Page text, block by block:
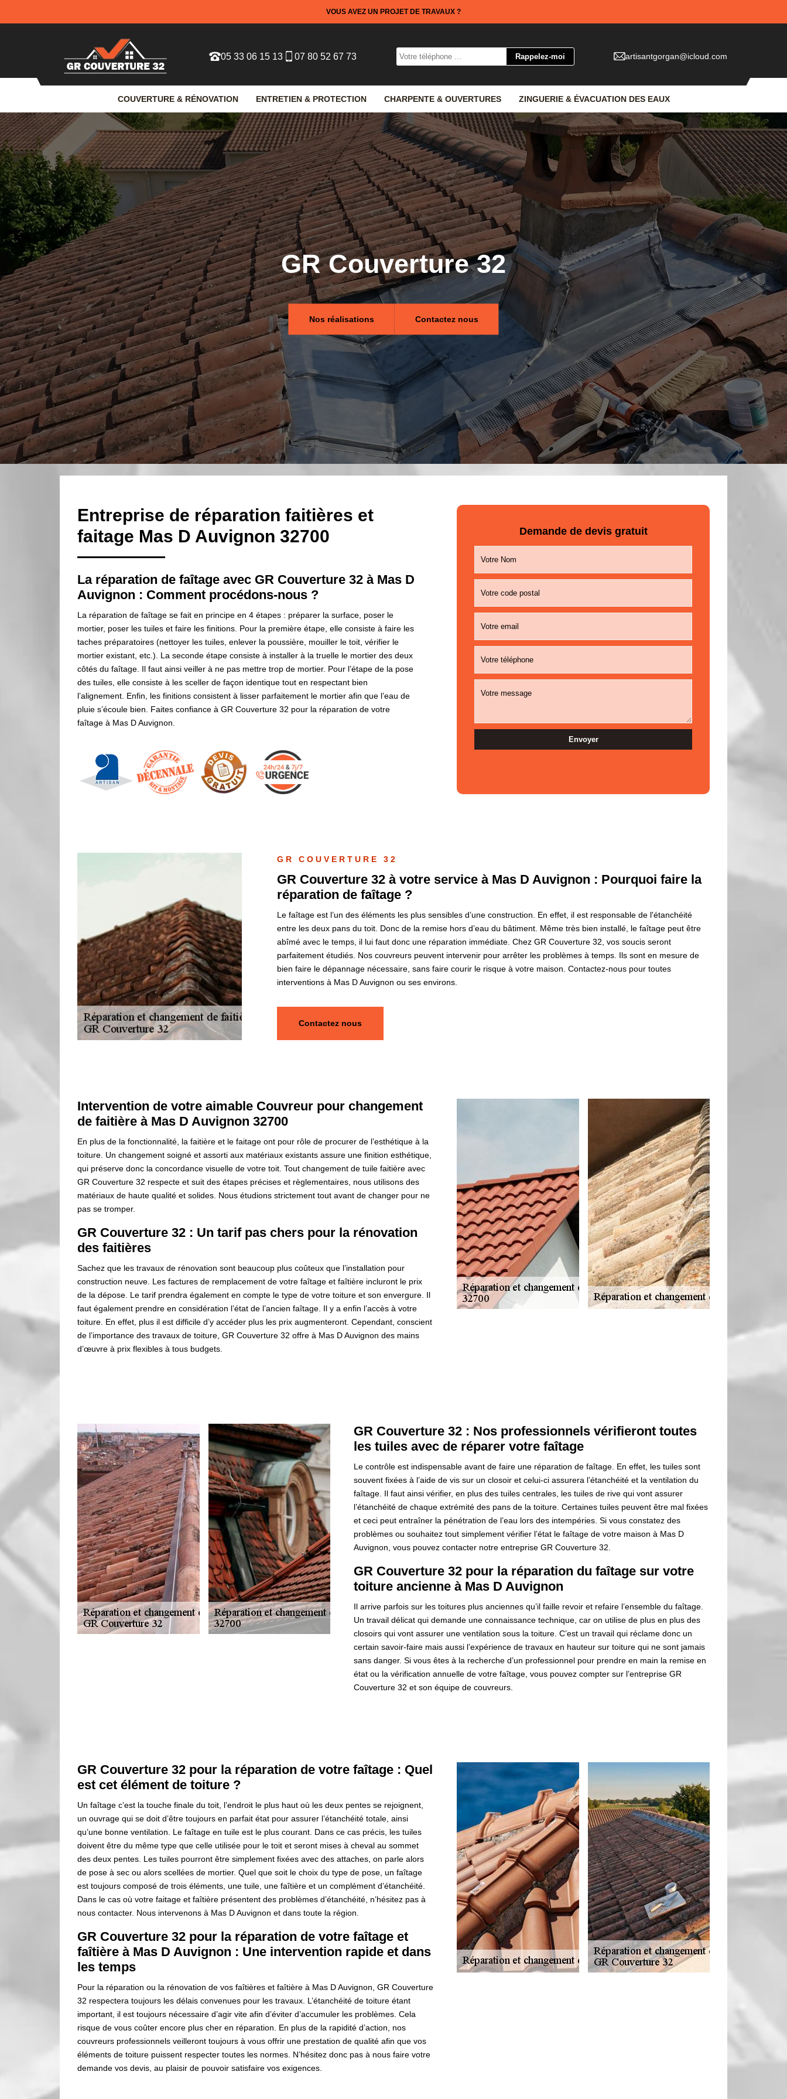
VOUS AVEZ UN PROJET DE TRAVAUX ?
05 33 06 15 13 07 80 52 67 73 artisantgorgan@icloud.com
COUVERTURE & RÉNOVATION ENTRETIEN & PROTECTION CHARPENTE & OUVERTURES ZINGUERIE & ÉVACUATION DES EAUX
GR Couverture 32
Nos réalisations Contactez nous
Entreprise de réparation faitières et
faitage Mas D Auvignon 32700
La réparation de faîtage avec GR Couverture 32 à Mas D
Auvignon : Comment procédons-nous ?
La réparation de faîtage se fait en principe en 4 étapes : préparer la surface, poser le
mortier, poser les tuiles et faire les finitions. Pour la première étape, elle consiste à faire les
taches préparatoires (nettoyer les tuiles, enlever la poussière, mouiller le toit, vérifier le
mortier existant, etc.). La seconde étape consiste à installer à la truelle le mortier des deux
côtés du faîtage. Il faut ainsi veiller à ne pas mettre trop de mortier. Pour l’étape de la pose
des tuiles, elle consiste à les sceller de façon identique tout en respectant bien
l’alignement. Enfin, les finitions consistent à lisser parfaitement le mortier afin que l’eau de
pluie s’écoule bien. Faites confiance à GR Couverture 32 pour la réparation de votre
faîtage à Mas D Auvignon.
Demande de devis gratuit
GR COUVERTURE 32
GR Couverture 32 à votre service à Mas D Auvignon : Pourquoi faire la
réparation de faîtage ?
Le faîtage est l’un des éléments les plus sensibles d’une construction. En effet, il est responsable de l'étanchéité
entre les deux pans du toit. Donc de la remise hors d’eau du bâtiment. Même très bien installé, le faîtage peut être
abîmé avec le temps, il lui faut donc une réparation immédiate. Chez GR Couverture 32, vos soucis seront
parfaitement étudiés. Nos couvreurs peuvent intervenir pour arrêter les problèmes à temps. Ils sont en mesure de
bien faire le dépannage nécessaire, sans faire courir le risque à votre maison. Contactez-nous pour toutes
interventions à Mas D Auvignon ou ses environs.
Contactez nous
Intervention de votre aimable Couvreur pour changement
de faitière à Mas D Auvignon 32700
En plus de la fonctionnalité, la faitière et le faitage ont pour rôle de procurer de l’esthétique à la
toiture. Un changement soigné et assorti aux matériaux existants assure une finition esthétique,
qui préserve donc la concordance visuelle de votre toit. Tout changement de tuile faitière avec
GR Couverture 32 respecte et suit des étapes précises et règlementaires, nous utilisons des
matériaux de haute qualité et solides. Nous étudions strictement tout avant de changer pour ne
pas se tromper.
GR Couverture 32 : Un tarif pas chers pour la rénovation
des faitières
Sachez que les travaux de rénovation sont beaucoup plus coûteux que l’installation pour
construction neuve. Les factures de remplacement de votre faîtage et faîtière incluront le prix
de la dépose. Le tarif prendra également en compte le type de votre toiture et son envergure. Il
faut également prendre en considération l’état de l’ancien faîtage. Il y a enfin l’accès à votre
toiture. En effet, plus il est difficile d’y accéder plus les prix augmenteront. Cependant, conscient
de l’importance des travaux de toiture, GR Couverture 32 offre à Mas D Auvignon des mains
d’œuvre à prix flexibles à tous budgets.
GR Couverture 32 : Nos professionnels vérifieront toutes
les tuiles avec de réparer votre faîtage
Le contrôle est indispensable avant de faire une réparation de faîtage. En effet, les tuiles sont
souvent fixées à l’aide de vis sur un closoir et celui-ci assurera l’étanchéité et la ventilation du
faîtage. Il faut ainsi vérifier, en plus des tuiles centrales, les tuiles de rive qui vont assurer
l’étanchéité de chaque extrémité des pans de la toiture. Certaines tuiles peuvent être mal fixées
et ceci peut entraîner la pénétration de l’eau lors des intempéries. Si vous constatez des
problèmes ou souhaitez tout simplement vérifier l’état le faîtage de votre maison à Mas D
Auvignon, vous pouvez contacter notre entreprise GR Couverture 32.
GR Couverture 32 pour la réparation du faîtage sur votre
toiture ancienne à Mas D Auvignon
Il arrive parfois sur les toitures plus anciennes qu’il faille revoir et refaire l’ensemble du faîtage.
Un travail délicat qui demande une connaissance technique, car on utilise de plus en plus des
closoirs qui vont assurer une ventilation sous la toiture. C’est un travail qui réclame donc un
certain savoir-faire mais aussi l’expérience de travaux en hauteur sur toiture qui ne sont jamais
sans danger. Si vous êtes à la recherche d’un professionnel pour prendre en main la remise en
état ou la vérification annuelle de votre faîtage, vous pouvez compter sur l’entreprise GR
Couverture 32 et son équipe de couvreurs.
GR Couverture 32 pour la réparation de votre faîtage : Quel
est cet élément de toiture ?
Un faîtage c’est la touche finale du toit, l’endroit le plus haut où les deux pentes se rejoignent,
un ouvrage qui se doit d’être toujours en parfait état pour assurer l’étanchéité totale, ainsi
qu’une bonne ventilation. Le faîtage en tuile est le plus courant. Dans ce cas précis, les tuiles
doivent être du même type que celle utilisée pour le toit et seront mises à cheval au sommet
des deux pentes. Les tuiles pourront être simplement fixées avec des attaches, on parle alors
de pose à sec ou alors scellées de mortier. Quel que soit le choix du type de pose, un faîtage
est toujours composé de trois éléments, une tuile, une faîtière et un complément d’étanchéité.
Dans le cas où votre faitage et faîtière présentent des problèmes d’étanchéité, n’hésitez pas à
nous contacter. Nous intervenons à Mas D Auvignon et dans toute la région.
GR Couverture 32 pour la réparation de votre faîtage et
faîtière à Mas D Auvignon : Une intervention rapide et dans
les temps
Pour la réparation ou la rénovation de vos faîtières et faîtière à Mas D Auvignon, GR Couverture
32 respectera toujours les délais convenues pour les travaux. L’étanchéité de toiture étant
important, il est toujours nécessaire d’agir vite afin d’éviter d’accumuler les problèmes. Cela
risque de vous coûter encore plus cher en réparation. En plus de la rapidité d’action, nos
couvreurs professionnels veilleront toujours à vous offrir une prestation de qualité afin que vos
éléments de toiture puissent respecter toutes les normes. N’hésitez donc pas à nous faire votre
demande vos devis, au plaisir de pouvoir satisfaire vos exigences.